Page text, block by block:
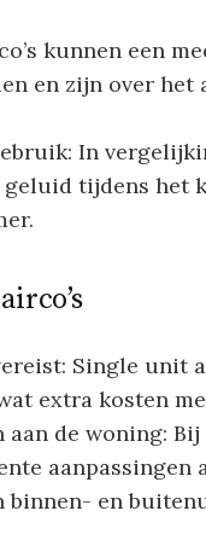
kunnen een
en zijn over het
In
tijdens het
Single unit
extra kosten
aan de woning:
aanpassingen
binnen- en